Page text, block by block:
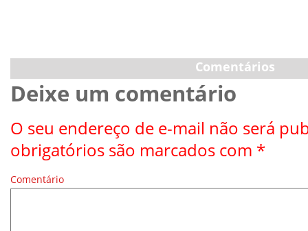
Comentários
Deixe um comentário
O seu endereço de e-mail não será
obrigatórios são marcados com *
Comentário